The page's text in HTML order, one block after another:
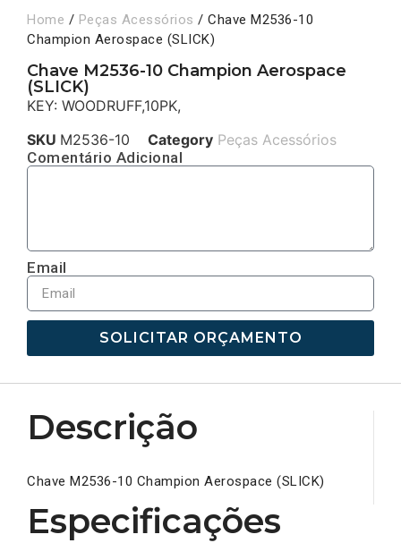
Home / Peças Acessórios / Chave M2536-10
Champion Aerospace (SLICK)
Chave M2536-10 Champion Aerospace
(SLICK)
KEY: WOODRUFF,10PK,
SKU M2536-10 Category Peças Acessórios
Comentário Adicional
Email
SOLICITAR ORÇAMENTO
Descrição
Chave M2536-10 Champion Aerospace (SLICK)
Especificações